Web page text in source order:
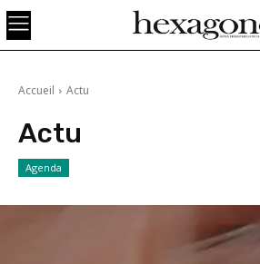
Accueil Actu
Actu
Agenda